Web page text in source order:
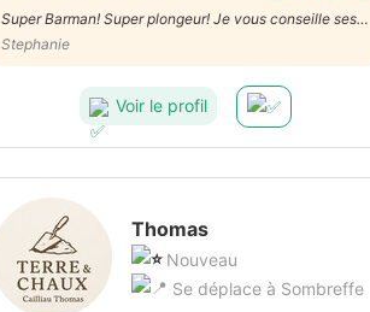
Super Barman! Super plongeur! Je vous conseille ses
services.
Stephanie
Voir le profil
Thomas
Nouveau
Se déplace à Sombreffe